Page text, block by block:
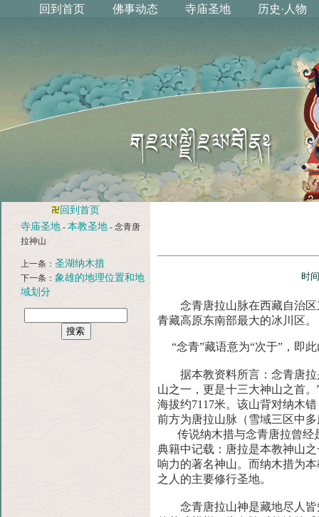
回到首页
寺庙圣地 -本教圣地 - 念青唐
拉神山
上一条：圣湖纳木措
下一条：象雄的地理位置和地
域划分
时
念青唐拉山脉在西藏自治区
青藏高原东南部最大的冰川区。
“念青”藏语意为“次于”，即
据本教资料所言：念青唐拉
山之一，更是十三大神山之首
海拔约7117米。该山背对纳木
前方为唐拉山脉（雪域三区中
传说纳木措与念青唐拉曾经
典籍中记载：唐拉是本教神山
响力的著名神山。而纳木措为
之人的主要修行圣地。
念青唐拉山神是藏地尽人皆